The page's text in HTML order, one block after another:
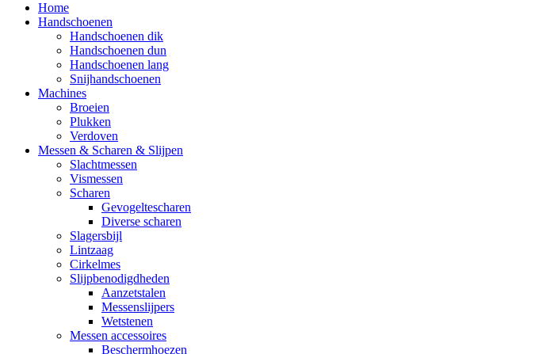
Home
Handschoenen
Handschoenen dik
Handschoenen dun
Handschoenen lang
Snijhandschoenen
Machines
Broeien
Plukken
Verdoven
Messen & Scharen & Slijpen
Slachtmessen
Vismessen
Scharen
Gevogeltescharen
Diverse scharen
Slagersbijl
Lintzaag
Cirkelmes
Slijpbenodigdheden
Aanzetstalen
Messenslijpers
Wetstenen
Messen accessoires
Beschermhoezen